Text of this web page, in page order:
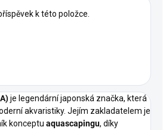
k této položce.
je legendární japonská značka, která
akvaristiky. Jejím zakladatelem je
konceptu aquascapingu, díky